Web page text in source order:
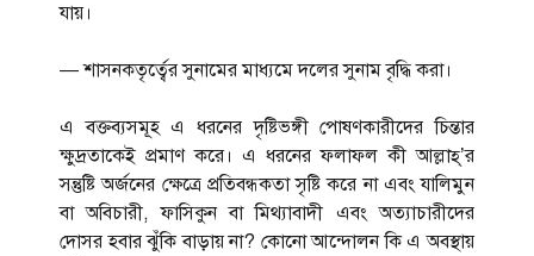
যায়।
— শাসনকতৃর্ত্বের সুনামের মাধ্যমে দলের সুনাম বৃদ্ধি করা।
এ বক্তব্যসমূহ এ ধরনের দৃষ্টিভঙ্গী পোষণকারীদের চিন্তার
ক্ষুদ্রতাকেই প্রমাণ করে। এ ধরনের ফলাফল কী আল্লাহ্’র
সন্তুষ্টি অর্জনের ক্ষেত্রে প্রতিবন্ধকতা সৃষ্টি করে না এবং যালিমুন
বা অবিচারী, ফাসিকুন বা মিথ্যাবাদী এবং অত্যাচারীদের
দোসর হবার ঝুঁকি বাড়ায় না? কোনো আন্দোলন কি এ অবস্থায়